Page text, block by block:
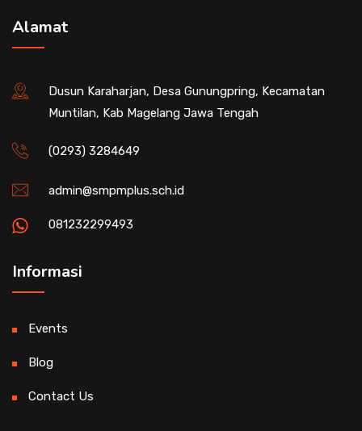
Alamat
Dusun Karaharjan, Desa Gunungpring, Kecamatan
Muntilan, Kab Magelang Jawa Tengah
(0293) 3284649
admin@smpmplus.sch.id
081232299493
Informasi
Events
Blog
Contact Us